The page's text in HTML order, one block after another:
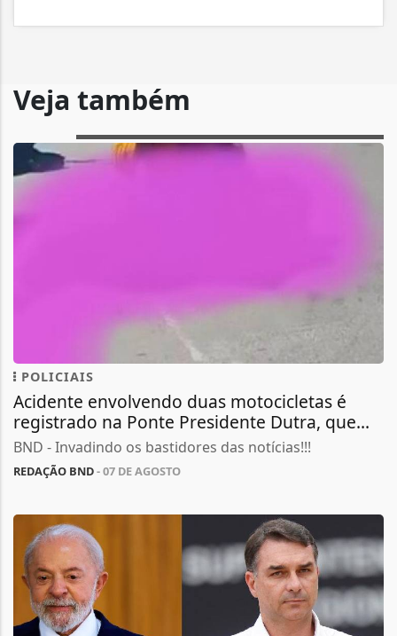
Veja também
POLICIAIS
Acidente envolvendo duas motocicletas é
registrado na Ponte Presidente Dutra, que...
BND - Invadindo os bastidores das notícias!!!
REDAÇÃO BND- 07 DE AGOSTO